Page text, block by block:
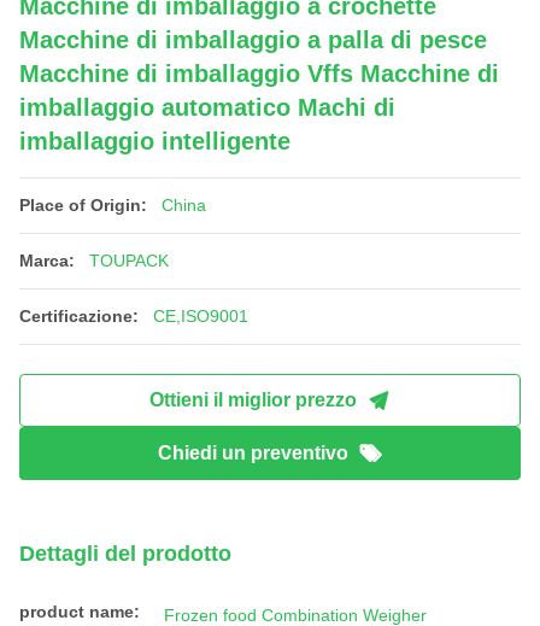
Macchine di imballaggio a crochette
Macchine di imballaggio a palla di pesce
Macchine di imballaggio Vffs Macchine di
imballaggio automatico Machi di
imballaggio intelligente
Place of Origin: China
Marca: TOUPACK
Certificazione: CE,ISO9001
Ottieni il miglior prezzo
Chiedi un preventivo
Dettagli del prodotto
product name: Frozen food Combination Weigher